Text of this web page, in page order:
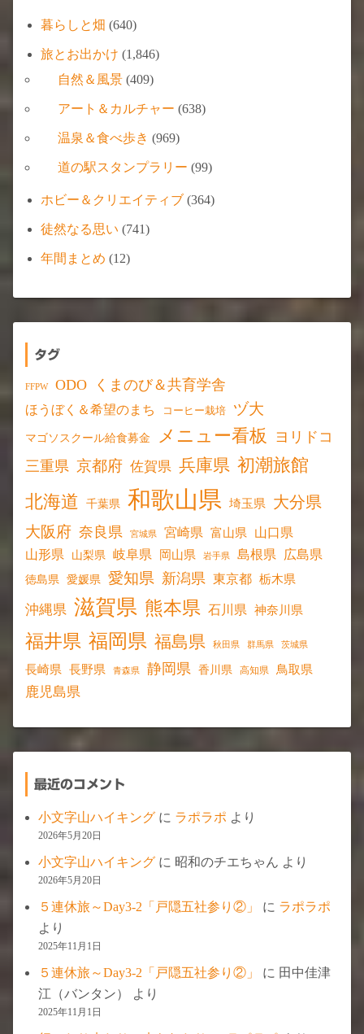
暮らしと畑 (640)
旅とお出かけ (1,846)
自然＆風景 (409)
アート＆カルチャー (638)
温泉＆食べ歩き (969)
道の駅スタンプラリー (99)
ホビー＆クリエイティブ (364)
徒然なる思い (741)
年間まとめ (12)
タグ
FFPW ODO くまのび＆共育学舎
ほうぼく＆希望のまち コーヒー栽培 ヅ大
マゴソスクール給食募金 メニュー看板
ヨリドコ
三重県 京都府 佐賀県 兵庫県 初潮旅館
北海道
千葉県 和歌山県 埼玉県 大分県
大阪府 奈良県 宮城県 宮崎県 富山県 山口県
山形県 山梨県 岐阜県 岡山県 岩手県 島根県 広島県
徳島県 愛媛県 愛知県 新潟県 東京都 栃木県
沖縄県 滋賀県 熊本県 石川県 神奈川県
福井県 福岡県 福島県 秋田県 群馬県 茨城県
長崎県 長野県 青森県 静岡県 香川県 高知県 鳥取県
鹿児島県
最近のコメント
小文字山ハイキング に ラポラポ より
2026年5月20日
小文字山ハイキング に 昭和のチエちゃん より
2026年5月20日
５連休旅～Day3-2「戸隠五社参り②」 に ラポラポ
より
2025年11月1日
５連休旅～Day3-2「戸隠五社参り②」 に 田中佳津
江（バンタン）
より
2025年11月1日